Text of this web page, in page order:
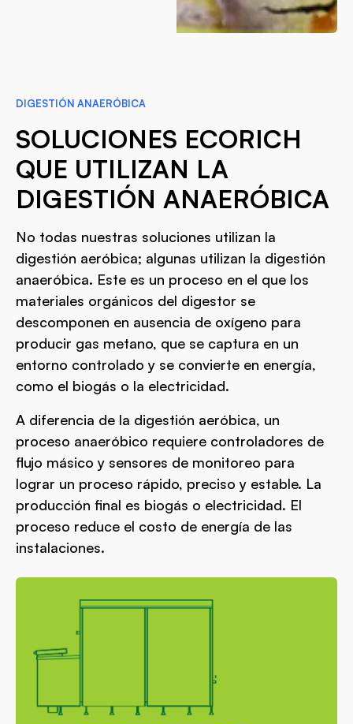
DIGESTIÓN ANAERÓBICA
SOLUCIONES ECORICH
QUE UTILIZAN LA
DIGESTIÓN ANAERÓBICA
No todas nuestras soluciones utilizan la
digestión aeróbica; algunas utilizan la digestión
anaeróbica. Este es un proceso en el que los
materiales orgánicos del digestor se
descomponen en ausencia de oxígeno para
producir gas metano, que se captura en un
entorno controlado y se convierte en energía,
como el biogás o la electricidad.
A diferencia de la digestión aeróbica, un
proceso anaeróbico requiere controladores de
flujo másico y sensores de monitoreo para
lograr un proceso rápido, preciso y estable. La
producción final es biogás o electricidad. El
proceso reduce el costo de energía de las
instalaciones.